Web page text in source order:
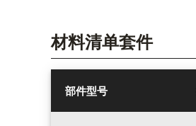
材料清单套件
部件型号